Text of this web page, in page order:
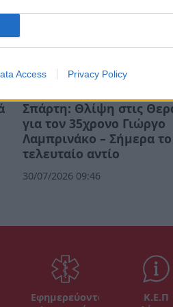
Access Privacy Policy
Σπάρτη: Θλίψη στις
για τον 35χρονο Γιώργο
Λαμπρινάκο – Σήμερα το
τελευταίο αντίο
30/07/2026 09:46
Εφημερεύοντα
Κ.Ε.Π